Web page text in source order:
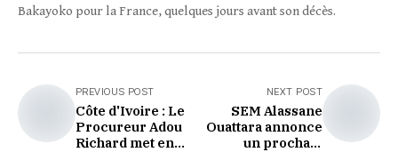
Bakayoko pour la France, quelques jours avant son décès.
PREVIOUS POST
Côte d'Ivoire : Le
Procureur Adou
Richard met en
NEXT POST
SEM Alassane
Ouattara annonce
un prochain